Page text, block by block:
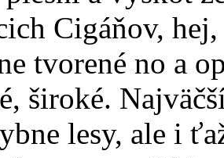
Cigáňov,
tvorené no a
široké.
lesy, ale i